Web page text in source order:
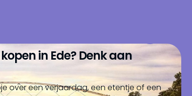
in Ede? Denk aan
over een verjaardag, een etentje of een